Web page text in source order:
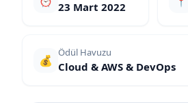
23 Mart 2022
💰
Ödül Havuzu
Cloud & AWS & DevOps